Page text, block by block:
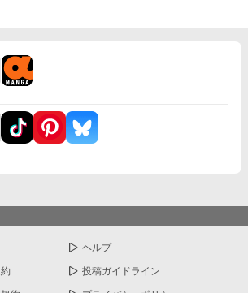
ヘルプ
投稿ガイドライン